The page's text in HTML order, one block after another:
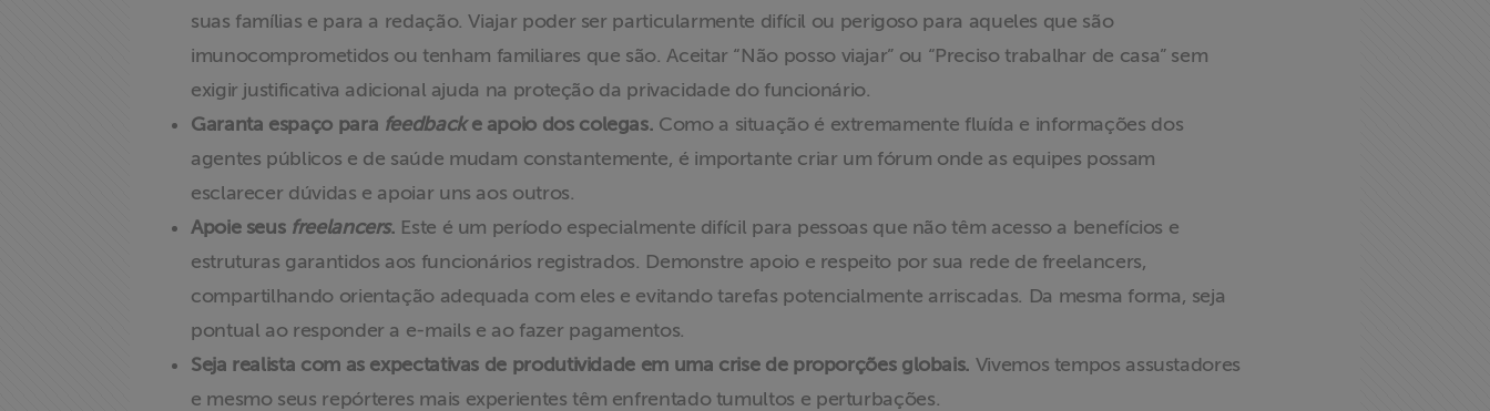
suas famílias e para a redação. Viajar poder ser particularmente difícil ou perigoso para aqueles que são
imunocomprometidos ou tenham familiares que são. Aceitar “Não posso viajar” ou “Preciso trabalhar de casa” sem
exigir justificativa adicional ajuda na proteção da privacidade do funcionário.
Garanta espaço para feedbacke apoio dos colegas. Como a situação é extremamente fluída e informações dos
agentes públicos e de saúde mudam constantemente, é importante criar um fórum onde as equipes possam
esclarecer dúvidas e apoiar uns aos outros.
Apoie seus freelancers. Este é um período especialmente difícil para pessoas que não têm acesso a benefícios e
estruturas garantidos aos funcionários registrados. Demonstre apoio e respeito por sua rede de freelancers,
compartilhando orientação adequada com eles e evitando tarefas potencialmente arriscadas. Da mesma forma, seja
pontual ao responder a e-mails e ao fazer pagamentos.
Seja realista com as expectativas de produtividade em uma crise de proporções globais. Vivemos tempos assustadores
e mesmo seus repórteres mais experientes têm enfrentado tumultos e perturbações.